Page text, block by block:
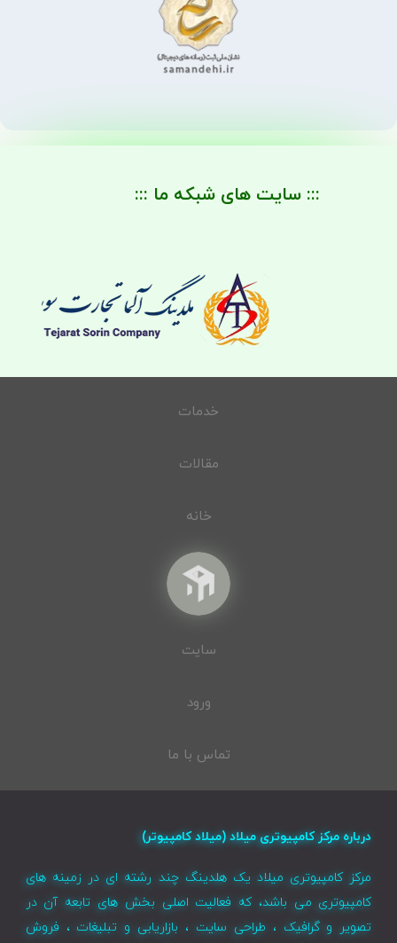
::: سایت های شبکه ما :::
خدمات
مقالات
خانه
سایت
ورود
تماس با ما
درباره مرکز کامپیوتری میلاد (میلاد کامپیوتر)
مرکز کامپیوتری میلاد یک هلدینگ چند رشته ای در زمینه های
کامپیوتری می باشد، که فعالیت اصلی بخش های تابعه آن در
تصویر و گرافیک ، طراحی سایت ، بازاریابی و تبلیغات ، فروش